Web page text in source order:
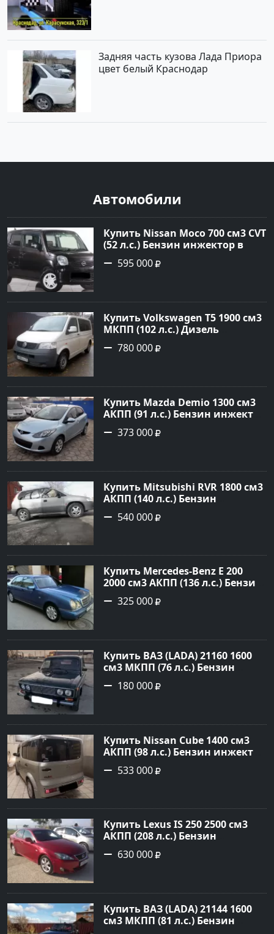
Задняя часть кузова Лада Приора
цвет белый Краснодар
Автомобили
Купить Nissan Moco 700 см3 CVT
(52 л.с.) Бензин инжектор в
Кропоткин: цвет Коричневый
Хетчбэк 2014 года по цене
595 000
Купить Volkswagen Т5 1900 см3
МКПП (102 л.с.) Дизель
турбонаддув в Кропоткин:
цвет белый Микроавтобус 2007
Авторынок23
780 000
Купить Mazda Demio 1300 см3
АКПП (91 л.с.) Бензин инжектор
в Краснодар: цвет голубой
Хетчбэк 2010 года по цене
373 000
Купить Mitsubishi RVR 1800 см3
АКПП (140 л.с.) Бензин
инжектор в Тихорецк: цвет
Серый Минивэн 1998 года по
Авторынок23
540 000
Купить Mercedes-Benz E 200
2000 см3 АКПП (136 л.с.) Бензин
инжектор в Новороссийск:
цвет голубой металик Седан
сайте Авторынок23
325 000
Купить ВАЗ (LADA) 21160 1600
см3 МКПП (76 л.с.) Бензин
карбюратор в Некрасовская:
цвет Зеленый Седан 2001 года
Авторынок23
180 000
Купить Nissan Cube 1400 см3
АКПП (98 л.с.) Бензин инжектор
в Тихорецк: цвет Серый
Универсал 2003 года по цене
533 000
Купить Lexus IS 250 2500 см3
АКПП (208 л.с.) Бензин
инжектор в Новороссийск:
цвет красный металлик Седан
сайте Авторынок23
630 000
Купить ВАЗ (LADA) 21144 1600
см3 МКПП (81 л.с.) Бензин